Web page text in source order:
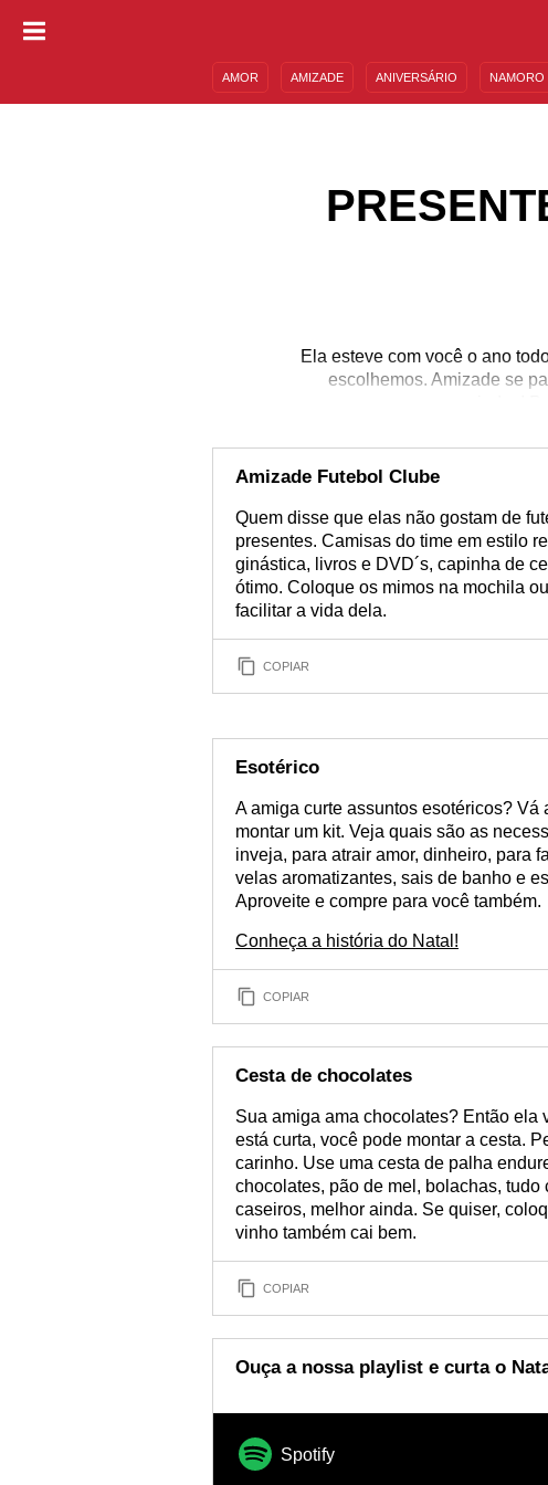
AMOR AMIZADE ANIVERSÁRIO NAMORO
Ela esteve com você o ano
escolhemos. Amizade se
vindos!
Amizade Futebol Clube
Quem disse que elas não gostam de
presentes. Camisas do time em estilo
ginástica, livros e DVD´s, capinha de
ótimo. Coloque os mimos na mochila
facilitar a vida dela.
COPIAR
Esotérico
A amiga curte assuntos esotéricos?
montar um kit. Veja quais são as
inveja, para atrair amor, dinheiro, para
velas aromatizantes, sais de banho e
Aproveite e compre para você também.
Conheça a história do Natal!
COPIAR
Cesta de chocolates
Sua amiga ama chocolates? Então ela
está curta, você pode montar a cesta.
carinho. Use uma cesta de palha
chocolates, pão de mel, bolachas,
caseiros, melhor ainda. Se quiser,
vinho também cai bem.
COPIAR
Ouça a nossa playlist e curta o
Spotify